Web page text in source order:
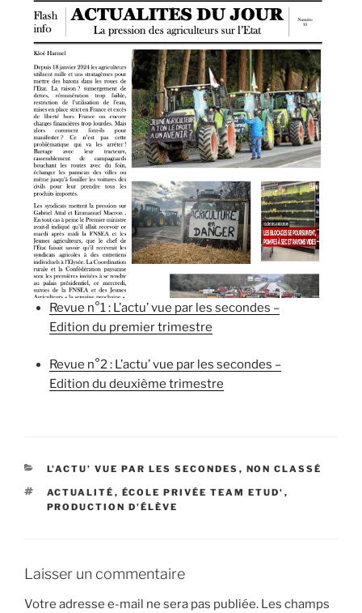
Revue n°1 : L’actu’ vue par les secondes –
Edition du premier trimestre
Revue n°2 : L’actu’ vue par les secondes –
Edition du deuxième trimestre
CATÉGORIES
L’ACTU’ VUE PAR LES SECONDES , NON CLASSÉ
ÉTIQUETTES
ACTUALITÉ , ÉCOLE PRIVÉE TEAM ETUD' ,
PRODUCTION D'ÉLÈVE
Laisser un commentaire
Votre adresse e-mail ne sera pas publiée. Les champs